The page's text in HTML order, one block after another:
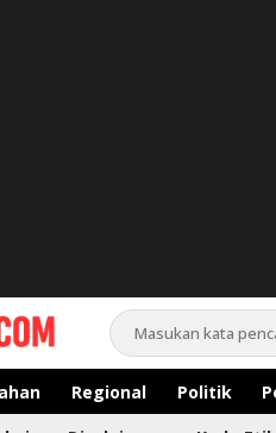
Regional Politik